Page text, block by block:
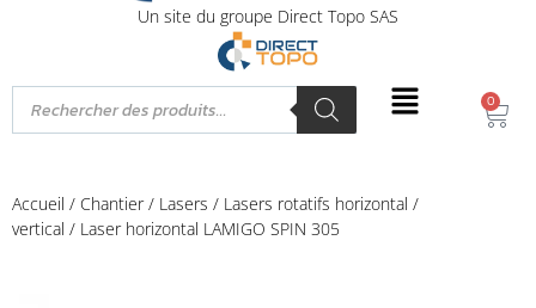
Un site du groupe Direct Topo SAS
0
Accueil / Chantier/ Lasers / Lasers rotatifs horizontal /
vertical / Laser horizontal LAMIGO SPIN 305